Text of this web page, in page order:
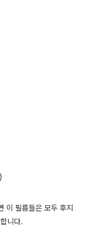
이 필름들은 모두 후지
니다.